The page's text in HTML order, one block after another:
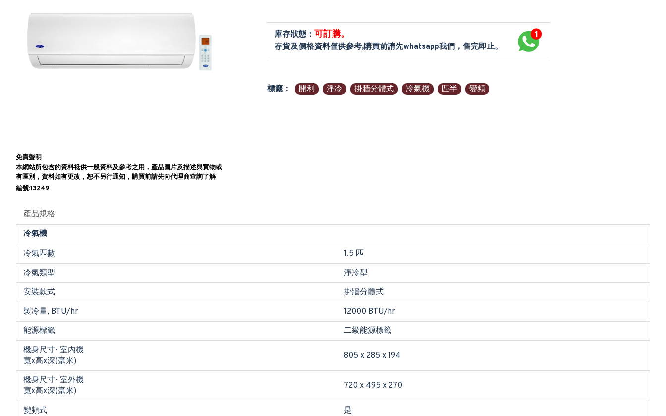
免責聲明
本網站所包含的資料祗供一般資料及參考之用，產品圖片及描述與實物或
有區別，資料如有更改，恕不另行通知，購買前請先向代理商查詢了解
編號:13249
庫存狀態： 可訂購。
存貨及價格資料僅供參考,購買前請先whatsapp我們，售完即止。
標籤： 開利 淨冷 掛牆分體式 冷氣機 匹半 變頻
產品規格
冷氣機
冷氣匹數
1.5 匹
冷氣類型
淨冷型
安裝款式
掛牆分體式
製冷量, BTU/hr
12000 BTU/hr
能源標籤
二級能源標籤
機身尺寸- 室內機
寬x高x深(毫米)
805 x 285 x 194
機身尺寸- 室外機
寬x高x深(毫米)
720 x 495 x 270
變頻式
是